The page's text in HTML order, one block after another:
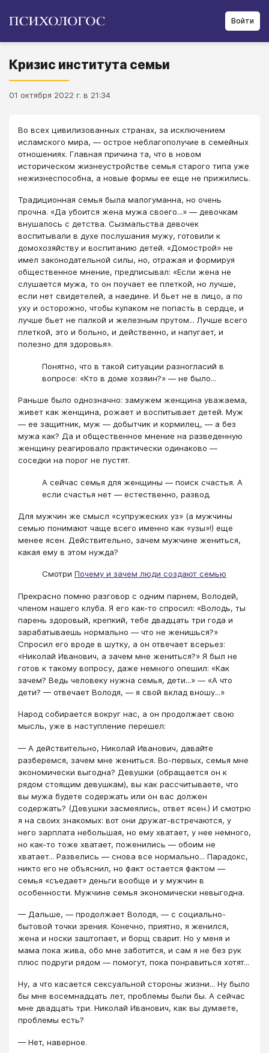
Войти
Кризис института семьи
01 октября 2022 г. в 21:34
Во всех цивилизованных странах, за исключением
исламского мира, — острое неблагополучие в семейных
отношениях. Главная причина та, что в новом
историческом жизнеустройстве семья старого типа уже
нежизнеспособна, а новые формы ее еще не прижились.
Традиционная семья была малогуманна, но очень
прочна. «Да убоится жена мужа своего...» — девочкам
внушалось с детства. Сызмальства девочек
воспитывали в духе послушания мужу, готовили к
домохозяйству и воспитанию детей. «Домострой» не
имел законодательной силы, но, отражая и формируя
общественное мнение, предписывал: «Если жена не
слушается мужа, то он поучает ее плеткой, но лучше,
если нет свидетелей, а наедине. И бьет не в лицо, а по
уху и осторожно, чтобы кулаком не попасть в сердце, и
лучше бьет не палкой и железным прутом... Лучше всего
плеткой, это и больно, и действенно, и напугает, и
полезно для здоровья».
Понятно, что в такой ситуации разногласий в
вопросе: «Кто в доме хозяин?» — не было...
Раньше было однозначно: замужем женщина уважаема,
живет как женщина, рожает и воспитывает детей. Муж
— ее защитник, муж — добытчик и кормилец, — а без
мужа как? Да и общественное мнение на разведенную
женщину реагировало практически одинаково —
соседки на порог не пустят.
А сейчас семья для женщины — поиск счастья. А
если счастья нет — естественно, развод.
Для мужчин же смысл «супружеских уз» (а мужчины
семью понимают чаще всего именно как «узы»!) еще
менее ясен. Действительно, зачем мужчине жениться,
какая ему в этом нужда?
Смотри Почему и зачем люди создают семью
Прекрасно помню разговор с одним парнем, Володей,
членом нашего клуба. Я его как-то спросил: «Володь, ты
парень здоровый, крепкий, тебе двадцать три года и
зарабатываешь нормально — что не женишься?»
Спросил его вроде в шутку, а он отвечает всерьез:
«Николай Иванович, а зачем мне жениться?» Я был не
готов к такому вопросу, даже немного опешил: «Как
зачем? Ведь человеку нужна семья, дети...» — «А что
дети? — отвечает Володя, — я свой вклад вношу...»
Народ собирается вокруг нас, а он продолжает свою
мысль, уже в наступление перешел:
— А действительно, Николай Иванович, давайте
разберемся, зачем мне жениться. Во-первых, семья мне
экономически выгодна? Девушки (обращается он к
рядом стоящим девушкам), вы как рассчитываете, что
вы мужа будете содержать или он вас должен
содержать? (Девушки засмеялись, ответ ясен.) И смотрю
я на своих знакомых: вот они дружат-встречаются, у
него зарплата небольшая, но ему хватает, у нее немного,
но как-то тоже хватает, поженились — обоим не
хватает... Развелись — снова все нормально... Парадокс,
никто его не объяснил, но факт остается фактом —
семья «съедает» деньги вообще и у мужчин в
особенности. Мужчине семья экономически невыгодна.
— Дальше, — продолжает Володя, — с социально-
бытовой точки зрения. Конечно, приятно, я женился,
жена и носки заштопает, и борщ сварит. Но у меня и
мама пока жива, обо мне заботится, и сам я не без рук
плюс подруги рядом — помогут, пока понравиться хотят...
Ну, а что касается сексуальной стороны жизни... Ну было
бы мне восемнадцать лет, проблемы были бы. А сейчас
мне двадцать три. Николай Иванович, как вы думаете,
проблемы есть?
— Нет, наверное.